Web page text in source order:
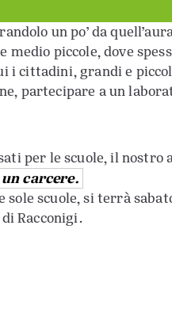
un po’ da
piccole, dove
i cittadini, grandi e
partecipare a un
per le scuole, il nostro
carcere.
scuole, si terrà
Racconigi.